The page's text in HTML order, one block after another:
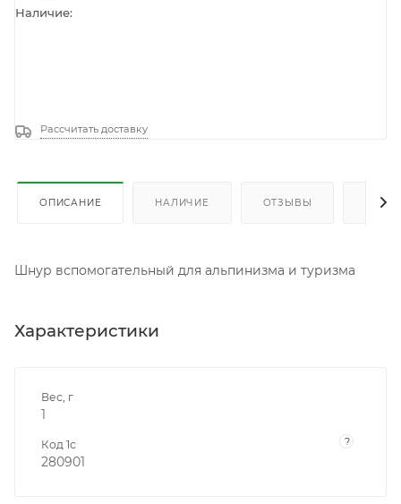
Наличие:
Рассчитать доставку
ОПИСАНИЕ НАЛИЧИЕ ОТЗЫВЫ КАК
Шнур вспомогательный для альпинизма и туризма
Характеристики
Вес, г
1
Код 1с ?
280901